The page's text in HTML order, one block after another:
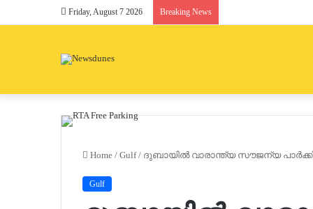
Friday, August 7 2026 Breaking News
Home / Gulf / ദുബായിൽ വാരാന്ത്യ സൗജന്യ
Gulf